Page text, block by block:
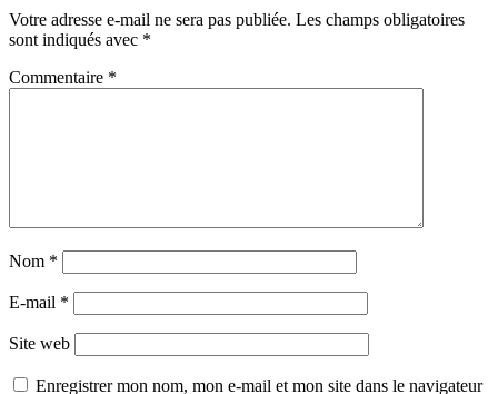
Votre adresse e-mail ne sera pas publiée. Les champs obligatoires
sont indiqués avec *
Commentaire *
Nom *
E-mail *
Site web
Enregistrer mon nom, mon e-mail et mon site dans le navigateur